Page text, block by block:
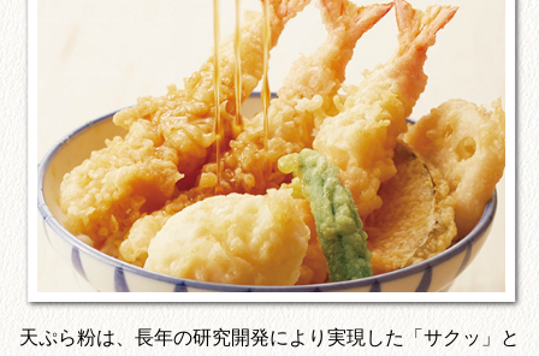
天ぷら粉は、長年の研究開発により実現した「サクッ」と